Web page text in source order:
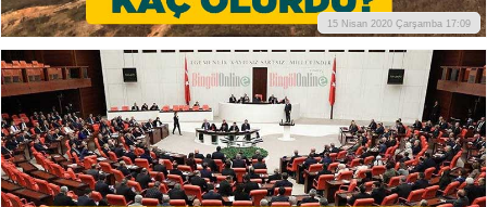
15 Nisan 2020 Çarşamba 17:09